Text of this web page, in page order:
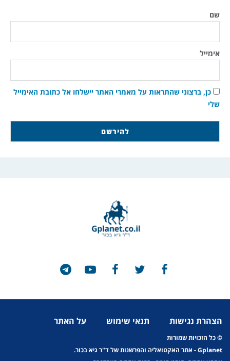
שם
אימייל
כן, ברצוני שהתראות על מאמרי האתר יישלחו אל כתובת האימייל
שלי
הצהרת נגישות תנאי שימוש על האתר
© כל הזכויות שמורות
Gplanet- אתר האקטואליה והפרשנות של ד"ר גיא בכור.